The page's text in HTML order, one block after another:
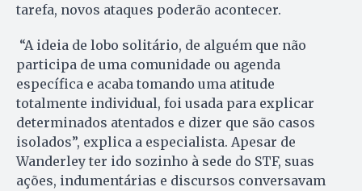
tarefa, novos ataques poderão acontecer.
“A ideia de lobo solitário, de alguém que não
participa de uma comunidade ou agenda
específica e acaba tomando uma atitude
totalmente individual, foi usada para explicar
determinados atentados e dizer que são casos
isolados”, explica a especialista. Apesar de
Wanderley ter ido sozinho à sede do STF, suas
ações, indumentárias e discursos conversavam